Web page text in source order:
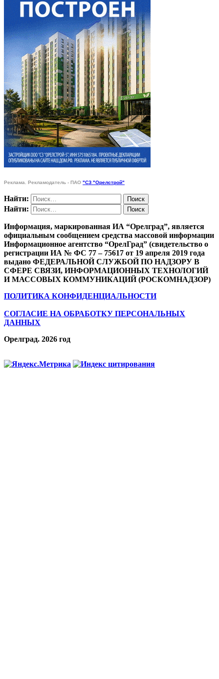
Реклама. Рекламодатель - ПАО "СЗ "Орелстрой"
Найти:
Найти:
Информация, маркированная ИА “Орелград”, является
официальным сообщением средства массовой информации
Информационное агентство “ОрелГрад” (свидетельство о
регистрации ИА № ФС 77 – 75617 от 19 апреля 2019 года
выдано ФЕДЕРАЛЬНОЙ СЛУЖБОЙ ПО НАДЗОРУ В
СФЕРЕ СВЯЗИ, ИНФОРМАЦИОННЫХ ТЕХНОЛОГИЙ
И МАССОВЫХ КОММУНИКАЦИЙ (РОСКОМНАДЗОР)
ПОЛИТИКА КОНФИДЕНЦИАЛЬНОСТИ
СОГЛАСИЕ НА ОБРАБОТКУ ПЕРСОНАЛЬНЫХ
ДАННЫХ
Орелград. 2026 год